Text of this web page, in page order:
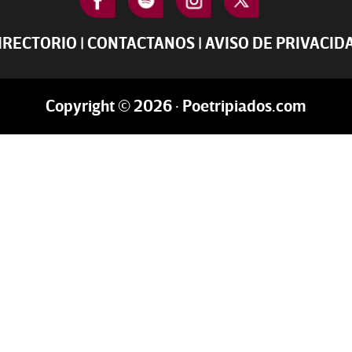
| CONTACTANOS| AVISO DE
Copyright © 2026 · Poetripiados.com